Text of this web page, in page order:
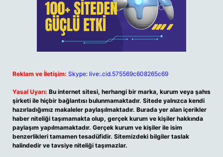
Reklam ve İletişim: Skype: live:.cid.575569c608265c69
Yasal Uyarı: Bu internet sitesi, herhangi bir marka, kurum veya şahıs
şirketi ile hiçbir bağlantısı bulunmamaktadır. Sitede yalnızca kendi
hazırladığımız makaleler paylaşılmaktadır. Burada yer alan içerikler
haber niteliği taşımamakta olup, gerçek kurum ve kişiler hakkında
paylaşım yapılmamaktadır. Gerçek kurum ve kişiler ile isim
benzerlikleri tamamen tesadüfidir. Sitemizdeki bilgiler taslak
halindedir ve tavsiye niteliği taşımazlar.